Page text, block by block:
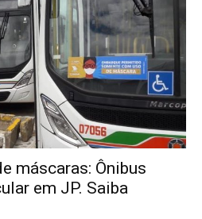
máscaras: Ônibus
em JP. Saiba